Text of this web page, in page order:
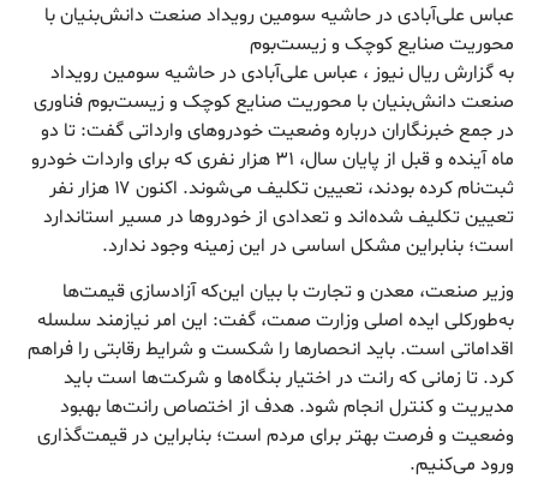
عباس علی‌آبادی در حاشیه سومین رویداد صنعت دانش‌بنیان با
محوریت صنایع کوچک و زیست‌بوم
به گزارش ریال نیوز ، عباس علی‌آبادی در حاشیه سومین رویداد
صنعت دانش‌بنیان با محوریت صنایع کوچک و زیست‌بوم فناوری
در جمع خبرنگاران درباره وضعیت خودروهای وارداتی گفت: تا دو
ماه آینده و قبل از پایان سال، ۳۱ هزار نفری که برای واردات خودرو
ثبت‌نام کرده بودند، تعیین تکلیف می‌شوند. اکنون ۱۷ هزار نفر
تعیین تکلیف شده‌اند و تعدادی از خودروها در مسیر استاندارد
است؛ بنابراین مشکل اساسی در این زمینه وجود ندارد.
وزیر صنعت، معدن و تجارت با بیان این‌که آزادسازی قیمت‌ها
به‌طورکلی ایده اصلی وزارت صمت، گفت: این امر نیازمند سلسله
اقداماتی است. باید انحصارها را شکست و شرایط رقابتی را فراهم
کرد. تا زمانی که رانت در اختیار بنگاه‌ها ‌و شرکت‌ها است باید
مدیریت و کنترل انجام شود. هدف از اختصاص رانت‌ها بهبود
وضعیت و فرصت بهتر برای مردم است؛ بنابراین در قیمت‌گذاری
ورود می‌کنیم.